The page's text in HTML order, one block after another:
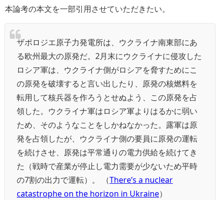
本論考の本文を一部引用させていただきたい。
ザポロジエ原子力発電所は、ウクライナ南東部にあ
る欧州最大の原発だ。2月末にウクライナに侵攻した
ロシア軍は、ウクライナ側がロシアを脅すためにこ
の原発を破壊すると言い出したり、原発の核燃料を
転用して核兵器を作ろうとせぬよう、この原発を占
領した。ウクライナ軍はロシア軍よりはるかに弱い
ため、そのようなことをしかねなかった。露軍は原
発を占領したが、ウクライナ側の要員に原発の運転
を続けさせ、原発は平常通りの電力供給を続けてき
た（戦時で産業が停止し電力需要が少ないため平時
の7割の出力で運転）。 （There’s a nuclear
catastrophe on the horizon in Ukraine）